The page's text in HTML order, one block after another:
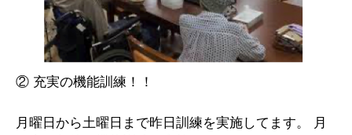
② 充実の機能訓練！！
月曜日から土曜日まで昨日訓練を実施してます。 月